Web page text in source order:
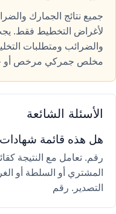
جميع نتائج الجمارك
لأغراض التخطيط فقط.
والضرائب ومتطلبات
مخلص جمركي مرخص أو
الأسئلة الشائعة
هل هذه قائمة
رقم. تعامل مع النتيجة
المشتري أو السلطة أو
التصدير. رقم